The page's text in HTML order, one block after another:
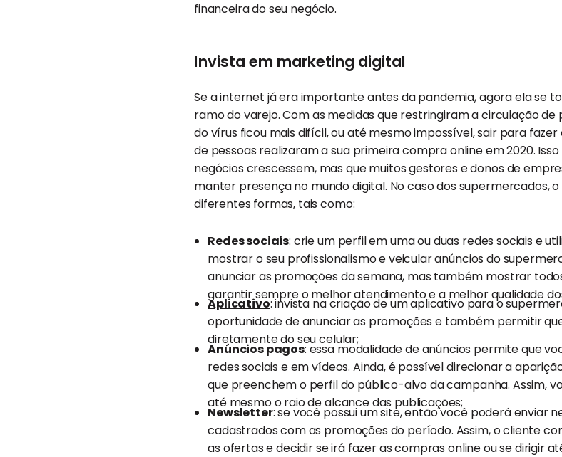
financeira do seu negócio.
Invista em marketing digital
Se a internet já era importante antes da pandemia, agora ela se
ramo do varejo. Com as medidas que restringiram a circulação
do vírus ficou mais difícil, ou até mesmo impossível, sair para
de pessoas realizaram a sua primeira compra online em 2020.
negócios crescessem, mas que muitos gestores e donos de
manter presença no mundo digital. No caso dos supermercados, o
diferentes formas, tais como:
Redes sociais: crie um perfil em uma ou duas redes sociais e
mostrar o seu profissionalismo e veicular anúncios do
anunciar as promoções da semana, mas também mostrar
garantir sempre o melhor atendimento e a melhor qualidade
Aplicativo: invista na criação de um aplicativo para o
oportunidade de anunciar as promoções e também permitir
diretamente do seu celular;
Anúncios pagos: essa modalidade de anúncios permite que
redes sociais e em vídeos. Ainda, é possível direcionar a
que preenchem o perfil do público-alvo da campanha. Assim,
até mesmo o raio de alcance das publicações;
Newsletter: se você possui um site, então você poderá enviar
cadastrados com as promoções do período. Assim, o cliente
as ofertas e decidir se irá fazer as compras online ou se dirigir